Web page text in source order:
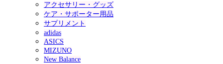
アクセサリー・グッズ
ケア・サポーター用品
サプリメント
adidas
ASICS
MIZUNO
New Balance